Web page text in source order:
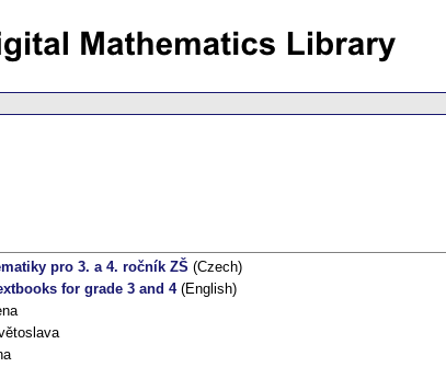
pro 3. a 4. ročník ZŠ (Czech)
for grade 3 and 4(English)